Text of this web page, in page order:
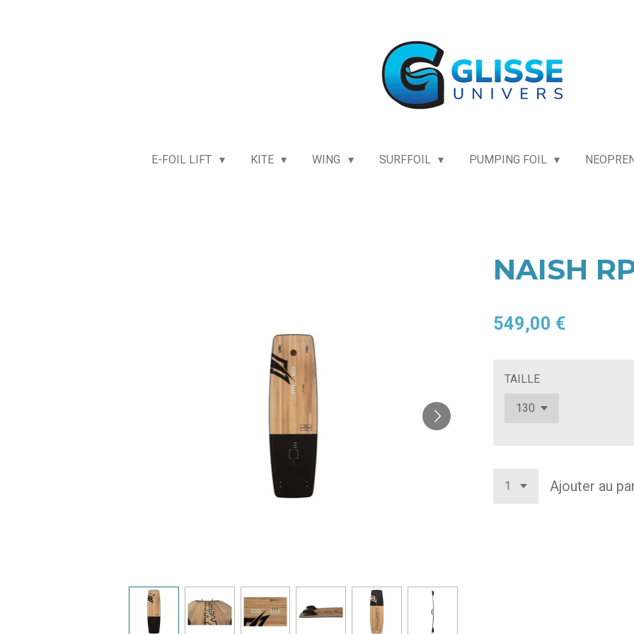
E-FOIL LIFT KITE WING SURFFOIL PUMPING FOIL
NAISH
549,00 €
TAILLE
Ajouter au